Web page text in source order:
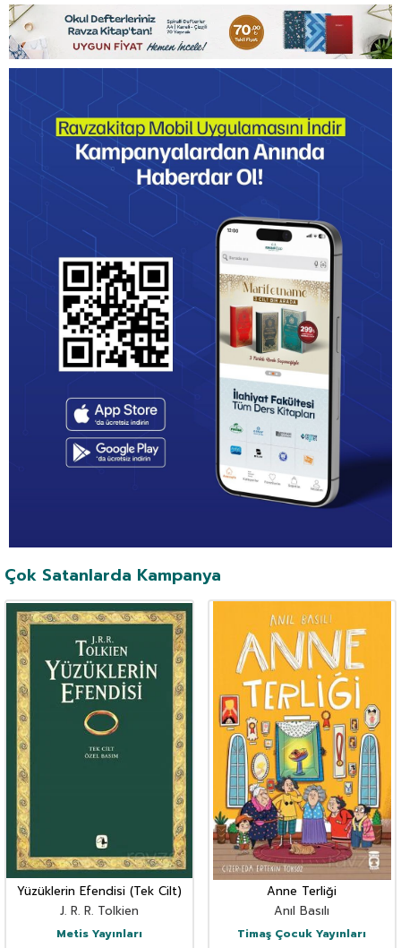
Çok Satanlarda Kampanya
Yüzüklerin Efendisi (Tek Cilt)
J. R. R. Tolkien
Metis Yayınları
Anne Terliği
Anıl Basılı
Timaş Çocuk Yayınları